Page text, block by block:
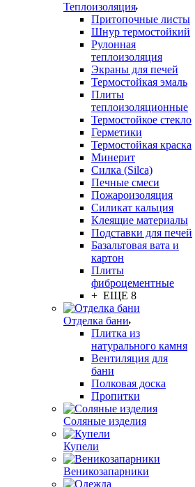
Теплоизоляция
Притопочные листы
Шнур термостойкий
Рулонная
теплоизоляция
Экраны для печей
Термостойкая эмаль
Плиты
теплоизоляционные
Термостойкое стекло
Герметики
Термостойкая краска
Минерит
Силка (Silca)
Печные смеси
Пожароизоляция
Силикат кальция
Клеящие материалы
Подставки для печей
Базальтовая вата и
картон
Плиты
фиброцементные
+ ЕЩЕ 8
Отделка бани
Плитка из
натурального камня
Вентиляция для
бани
Полковая доска
Пропитки
Соляные изделия
Купели
Веникозапарники